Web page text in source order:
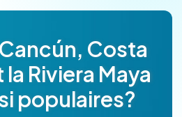
Costa
Riviera Maya
populaires?